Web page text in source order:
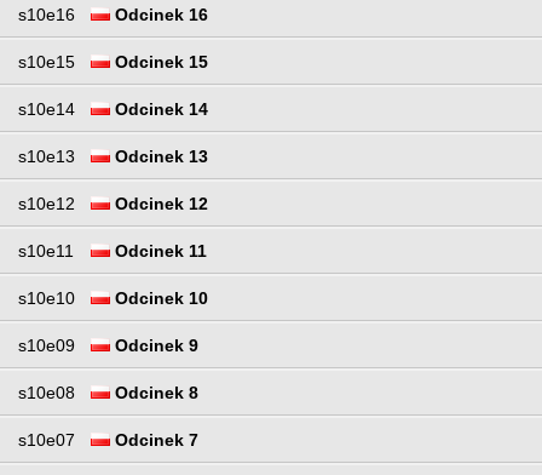
s10e16 Odcinek 16
s10e15 Odcinek 15
s10e14 Odcinek 14
s10e13 Odcinek 13
s10e12 Odcinek 12
s10e11 Odcinek 11
s10e10 Odcinek 10
s10e09 Odcinek 9
s10e08 Odcinek 8
s10e07 Odcinek 7